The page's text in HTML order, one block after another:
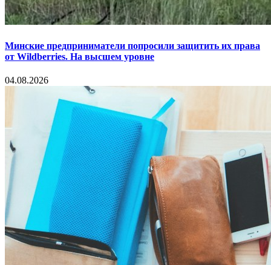
Минские предприниматели попросили защитить их права
от Wildberries. На высшем уровне
04.08.2026